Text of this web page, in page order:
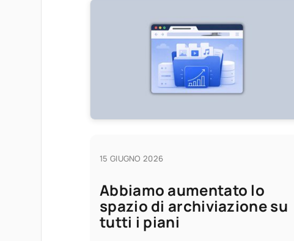
15 GIUGNO 2026
Abbiamo aumentato lo
spazio di archiviazione su
tutti i piani